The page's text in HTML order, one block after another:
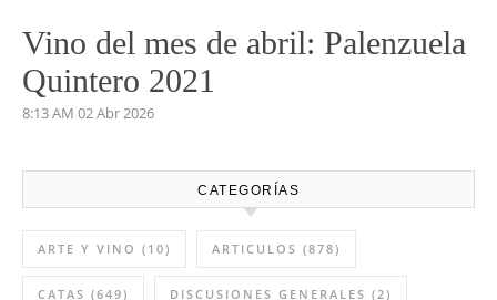
Vino del mes de abril: Palenzuela
Quintero 2021
8:13 AM 02 Abr 2026
CATEGORÍAS
ARTE Y VINO (10) ARTICULOS (878)
CATAS (649) DISCUSIONES GENERALES (2)